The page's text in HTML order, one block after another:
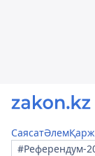
СаясатӘлем
#Референдум-